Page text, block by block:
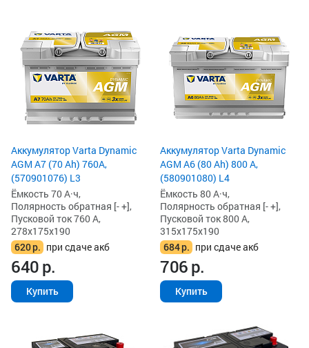
Аккумулятор Varta Dynamic
AGM A7 (70 Ah) 760A,
(570901076) L3
Ёмкость 70 А·ч,
Полярность обратная [- +],
Пусковой ток 760 А,
278x175x190
620р. при сдаче акб
640р.
Купить
Аккумулятор Varta Dynamic
AGM A6 (80 Ah) 800 А,
(580901080) L4
Ёмкость 80 А·ч,
Полярность обратная [- +],
Пусковой ток 800 А,
315x175x190
684р. при сдаче акб
706р.
Купить